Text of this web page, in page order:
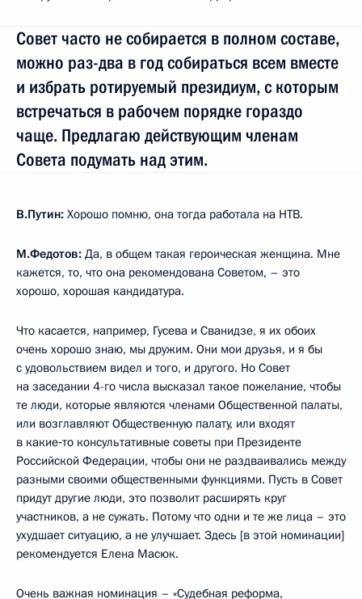
Совет часто не собирается в полном составе,
можно раз-два в год собираться всем вместе
и избрать ротируемый президиум, с которым
встречаться в рабочем порядке гораздо
чаще. Предлагаю действующим членам
Совета подумать над этим.
В.Путин: Хорошо помню, она тогда работала на НТВ.
М.Федотов: Да, в общем такая героическая женщина. Мне
кажется, то, что она рекомендована Советом, – это
хорошо, хорошая кандидатура.
Что касается, например, Гусева и Сванидзе, я их обоих
очень хорошо знаю, мы дружим. Они мои друзья, и я бы
с удовольствием видел и того, и другого. Но Совет
на заседании 4-го числа высказал такое пожелание, чтобы
те люди, которые являются членами Общественной палаты,
или возглавляют Общественную палату, или входят
в какие‑то консультативные советы при Президенте
Российской Федерации, чтобы они не раздваивались между
разными своими общественными функциями. Пусть в Совет
придут другие люди, это позволит расширять круг
участников, а не сужать. Потому что одни и те же лица – это
ухудшает ситуацию, а не улучшает. Здесь [в этой номинации]
рекомендуется Елена Масюк.
Очень важная номинация – «Судебная реформа,